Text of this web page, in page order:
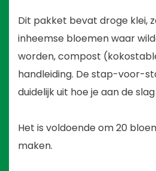
Dit pakket bevat droge klei,
inheemse bloemen waar
worden, compost
handleiding. De stap-voor-
duidelijk uit hoe je aan de
Het is voldoende om 20
maken.